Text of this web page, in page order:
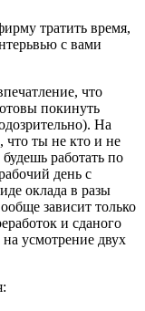
тратить время,
с вами
что
покинуть
На
что ты не кто и не
работать по
день с
оклада в разы
зависит только
и сданого
на усмотрение двух